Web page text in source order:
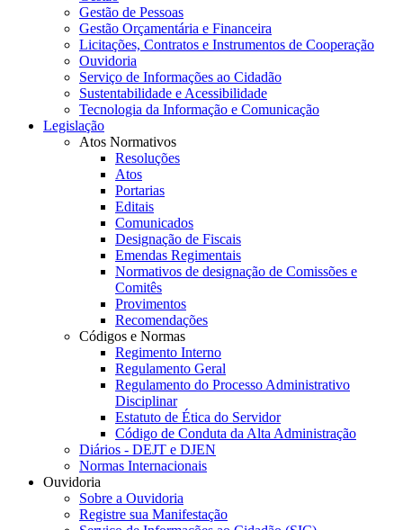
Gestão de Pessoas
Gestão Orçamentária e Financeira
Licitações, Contratos e Instrumentos de Cooperação
Ouvidoria
Serviço de Informações ao Cidadão
Sustentabilidade e Acessibilidade
Tecnologia da Informação e Comunicação
Legislação
Atos Normativos
Resoluções
Atos
Portarias
Editais
Comunicados
Designação de Fiscais
Emendas Regimentais
Normativos de designação de Comissões e
Comitês
Provimentos
Recomendações
Códigos e Normas
Regimento Interno
Regulamento Geral
Regulamento do Processo Administrativo
Disciplinar
Estatuto de Ética do Servidor
Código de Conduta da Alta Administração
Diários - DEJT e DJEN
Normas Internacionais
Ouvidoria
Sobre a Ouvidoria
Registre sua Manifestação